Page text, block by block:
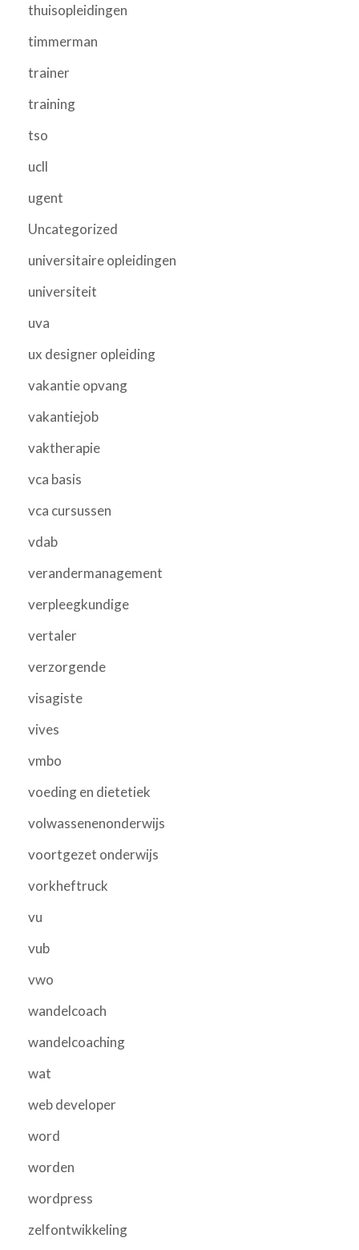
thuisopleidingen
timmerman
trainer
training
tso
ucll
ugent
Uncategorized
universitaire opleidingen
universiteit
uva
ux designer opleiding
vakantie opvang
vakantiejob
vaktherapie
vca basis
vca cursussen
vdab
verandermanagement
verpleegkundige
vertaler
verzorgende
visagiste
vives
vmbo
voeding en dietetiek
volwassenenonderwijs
voortgezet onderwijs
vorkheftruck
vu
vub
vwo
wandelcoach
wandelcoaching
wat
web developer
word
worden
wordpress
zelfontwikkeling